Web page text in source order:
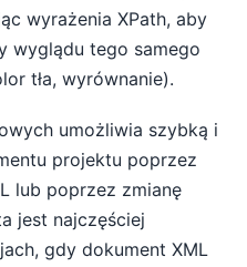
wyrażenia XPath, aby
wyglądu tego samego
tła, wyrównanie).
umożliwia szybką i
projektu poprzez
lub poprzez zmianę
jest najczęściej
gdy dokument XML